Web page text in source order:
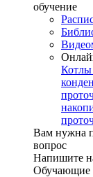
обучение
Котлы
Вам нужна
вопрос
Напишите
Обучающие